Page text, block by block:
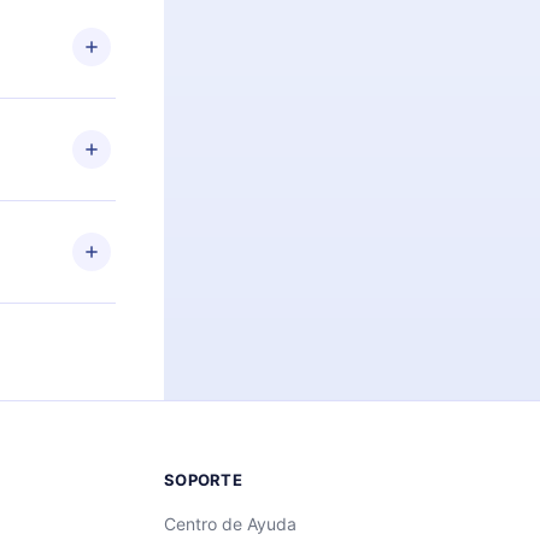
el
de
más de
leer o
iOS,
momento
SOPORTE
Centro de Ayuda